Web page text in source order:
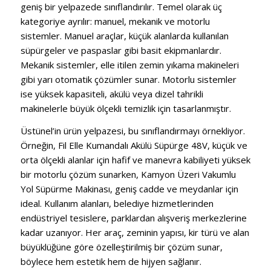
geniş bir yelpazede sınıflandırılır. Temel olarak üç
kategoriye ayrılır: manuel, mekanik ve motorlu
sistemler. Manuel araçlar, küçük alanlarda kullanılan
süpürgeler ve paspaslar gibi basit ekipmanlardır.
Mekanik sistemler, elle itilen zemin yıkama makineleri
gibi yarı otomatik çözümler sunar. Motorlu sistemler
ise yüksek kapasiteli, akülü veya dizel tahrikli
makinelerle büyük ölçekli temizlik için tasarlanmıştır.
Üstünel’in ürün yelpazesi, bu sınıflandırmayı örnekliyor.
Örneğin, Fil Elle Kumandalı Akülü Süpürge 48V, küçük ve
orta ölçekli alanlar için hafif ve manevra kabiliyeti yüksek
bir motorlu çözüm sunarken, Kamyon Üzeri Vakumlu
Yol Süpürme Makinası, geniş cadde ve meydanlar için
ideal. Kullanım alanları, belediye hizmetlerinden
endüstriyel tesislere, parklardan alışveriş merkezlerine
kadar uzanıyor. Her araç, zeminin yapısı, kir türü ve alan
büyüklüğüne göre özelleştirilmiş bir çözüm sunar,
böylece hem estetik hem de hijyen sağlanır.